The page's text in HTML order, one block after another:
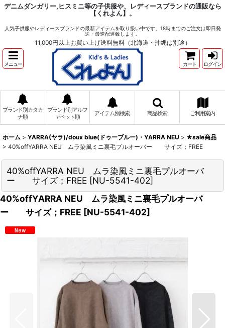
デニムダンガリー,ヒスミニ等の子供服や、レディースブランドの通販なら
【くれよん】。
人気子供服やレディースブランドの最新アイテムを取り扱い中です。18時までのご注文は即日発
送・最速配達致します。
11,000円以上お買い上げ送料無料（北海道・沖縄は別途）
メニュー カート ログイン
ブランド別カタカ
ナ順
ブランド別アルフ
ァベット順
アイテム別検索 商品検索 ご利用案内
ホーム > YARRA(ヤラ)/doux blue(ドゥーブルー)・YARRA NEU > ★sale商品
> 40%offYARRA NEU ムラ染風ミニ裏毛プルオーバー サイズ；FREE
40%offYARRA NEU ムラ染風ミニ裏毛プルオーバ
ー サイズ；FREE [NU-5541-402]
40%offYARRA NEU ムラ染風ミニ裏毛プルオーバ
ー サイズ；FREE [NU-5541-402]